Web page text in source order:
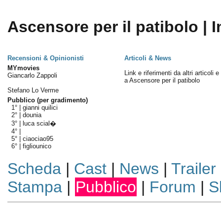
Ascensore per il patibolo |
Recensioni & Opinionisti
Articoli & News
MYmovies
Giancarlo Zappoli
Stefano Lo Verme
Pubblico (per gradimento)
1° | gianni quilici
2° | dounia
3° |
luca scial�
4° |
5° | ciaociao95
6° | figliounico
Link e riferimenti da altri articoli e
a Ascensore per il patibolo
Scheda| Cast| News | Trailer
Stampa| Pubblico | Forum |